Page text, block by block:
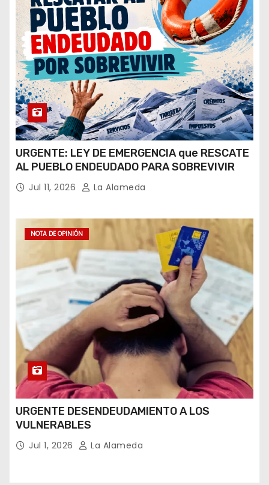
URGENTE: LEY DE EMERGENCIA que RESCATE
AL PUEBLO ENDEUDADO PARA SOBREVIVIR
Jul 11, 2026 La Alameda
NOTA DE OPINIÓN
URGENTE DESENDEUDAMIENTO A LOS
VULNERABLES
Jul 1, 2026 La Alameda